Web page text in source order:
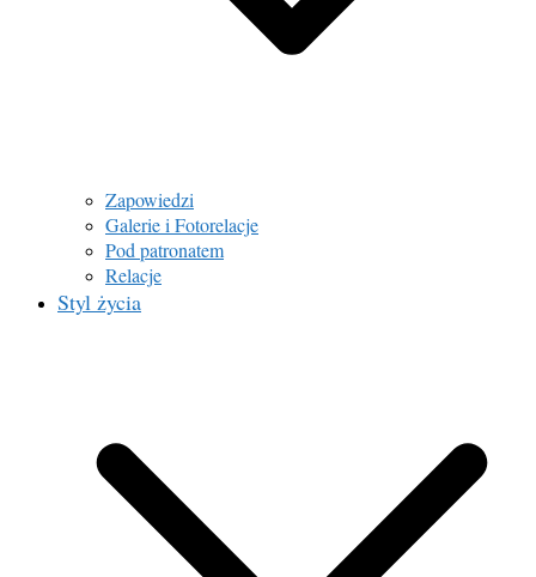
Zapowiedzi
Galerie i Fotorelacje
Pod patronatem
Relacje
Styl życia